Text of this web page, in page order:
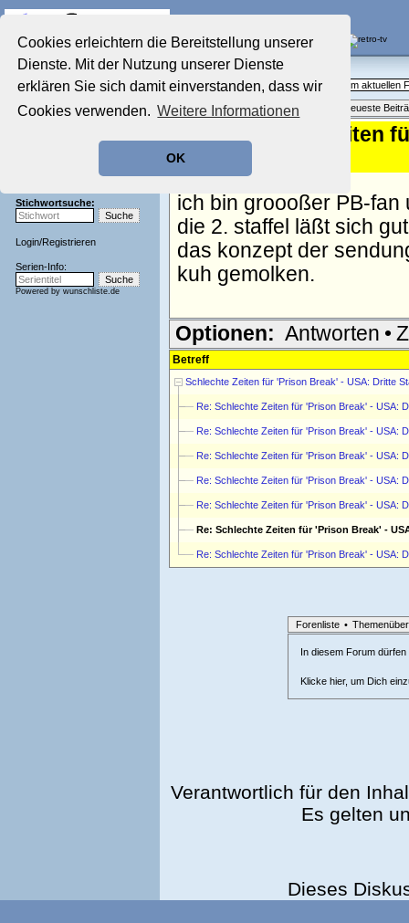
Cookies erleichtern die Bereitstellung unserer
Dienste. Mit der Nutzung unserer Dienste
erklären Sie sich damit einverstanden, dass wir
Cookies verwenden. Weitere Informationen
OK
Startseite
Aktuelles Forum
Film-Forum
Zeichentrick-Forum
Stichwortsuche:
Login/Registrieren
Serien-Info:
Powered by wunschliste.de
Aktuelles Forum
Fragen, Antworten und Meinungen zum aktuellen
Themenübersicht • Neues Thema Neueste
Re: Schlechte Zeiten
enttäuschenden
geschrieben von:
ich bin groooßer PB-fan
die 2. staffel läßt sich
das konzept der
kuh gemolken.
Optionen: Antworten •
Betreff
Schlechte Zeiten für 'Prison Break' - USA: Dritte
Re: Schlechte Zeiten für 'Prison Break' - USA:
Re: Schlechte Zeiten für 'Prison Break' - USA:
Re: Schlechte Zeiten für 'Prison Break' - USA:
Re: Schlechte Zeiten für 'Prison Break' - USA:
Re: Schlechte Zeiten für 'Prison Break' - USA:
Re: Schlechte Zeiten für 'Prison Break' -
Re: Schlechte Zeiten für 'Prison Break' - USA:
Forenliste •
In diesem Forum
Klicke hier, um Dich
Verantwortlich für den
Es gelten
Dieses